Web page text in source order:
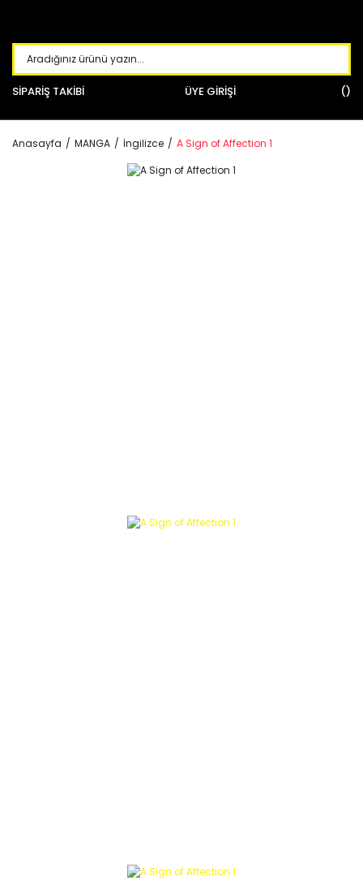
SİPARİŞ TAKİBİ ÜYE GİRİŞİ
Anasayfa MANGA İngilizce A Sign of Affection 1